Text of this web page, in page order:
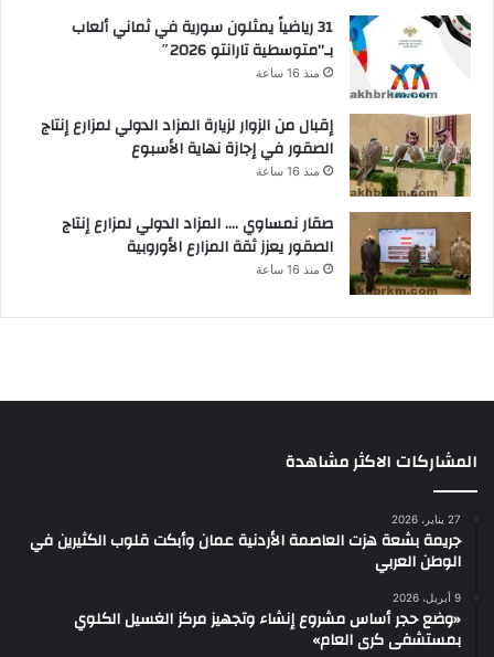
31 رياضياً يمثلون سورية في ثماني ألعاب
بـ”متوسطية تارانتو 2026″
منذ 16 ساعة
إقبال من الزوار لزيارة المزاد الدولي لمزارع إنتاج
الصقور في إجازة نهاية الأسبوع
منذ 16 ساعة
صقار نمساوي …. المزاد الدولي لمزارع إنتاج
الصقور يعزز ثقة المزارع الأوروبية
منذ 16 ساعة
المشاركات الاكثر مشاهدة
27 يناير، 2026
جريمة بشعة هزت العاصمة الأردنية عمان وأبكت قلوب الكثيرين في
الوطن العربي
9 أبريل، 2026
«وضع حجر أساس مشروع إنشاء وتجهيز مركز الغسيل الكلوي
بمستشفى كرى العام»